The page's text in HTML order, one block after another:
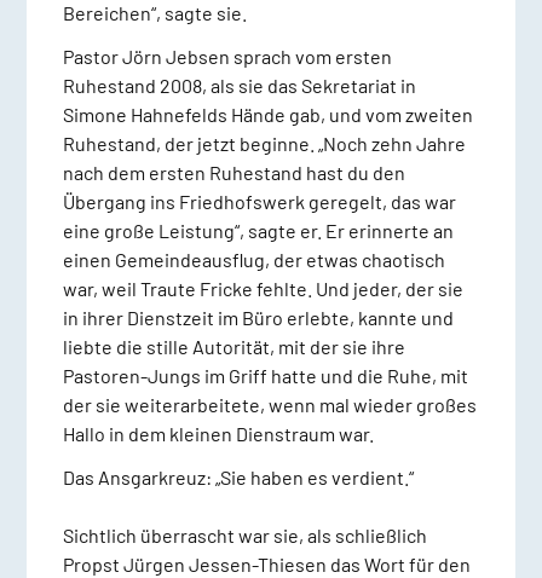
Bereichen“, sagte sie.
Pastor Jörn Jebsen sprach vom ersten
Ruhestand 2008, als sie das Sekretariat in
Simone Hahnefelds Hände gab, und vom zweiten
Ruhestand, der jetzt beginne. „Noch zehn Jahre
nach dem ersten Ruhestand hast du den
Übergang ins Friedhofswerk geregelt, das war
eine große Leistung“, sagte er. Er erinnerte an
einen Gemeindeausflug, der etwas chaotisch
war, weil Traute Fricke fehlte. Und jeder, der sie
in ihrer Dienstzeit im Büro erlebte, kannte und
liebte die stille Autorität, mit der sie ihre
Pastoren-Jungs im Griff hatte und die Ruhe, mit
der sie weiterarbeitete, wenn mal wieder großes
Hallo in dem kleinen Dienstraum war.
Das Ansgarkreuz: „Sie haben es verdient.“
Sichtlich überrascht war sie, als schließlich
Propst Jürgen Jessen-Thiesen das Wort für den